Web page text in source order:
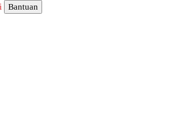
Bantuan